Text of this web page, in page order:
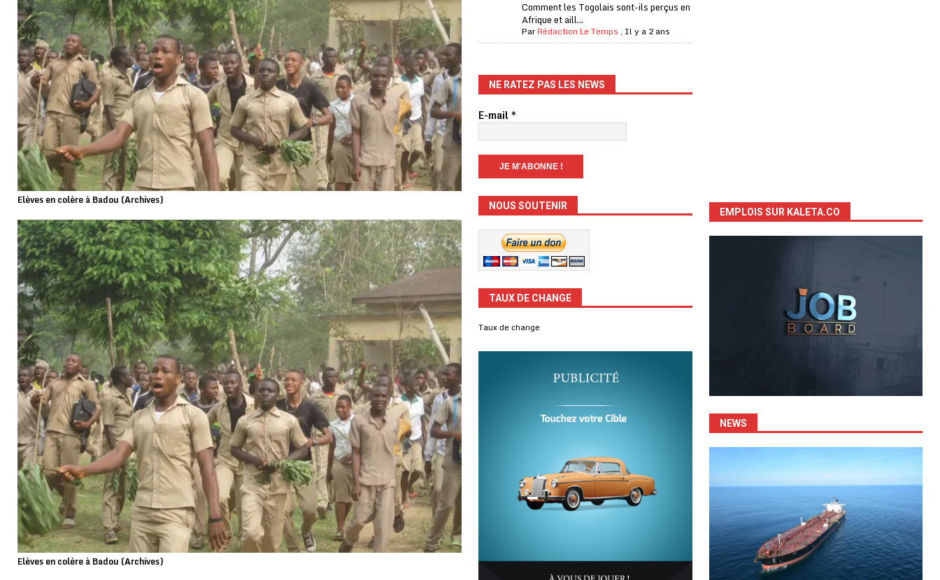
Elèves en colère à Badou (Archives)
Elèves en colère à Badou (Archives)
Comment les Togolais sont-ils perçus en
Afrique et aill...
ParRédaction Le Temps , Il y a 2 ans
NE RATEZ PAS LES NEWS
E-mail*
NOUS SOUTENIR
TAUX DE CHANGE
Taux de change
EMPLOIS SUR KALETA.CO
NEWS